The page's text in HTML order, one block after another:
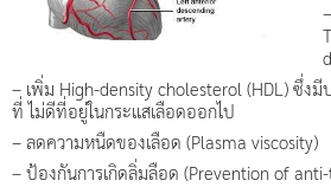
– เพิ่ม High-density cholesterol (HDL) ซึ่ง
ที่ ไม่ดีที่อยู่ในกระแสเลือดออกไป
– ลดความหนืดของเลือด (Plasma viscosity)
– ป้องกันการเกิดลิ่มลือด (Prevention of